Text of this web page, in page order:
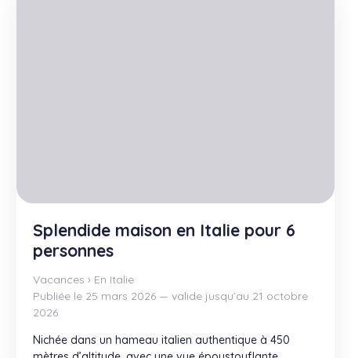
Splendide maison en Italie pour 6
personnes
Vacances › En Italie
Publiée le 25 mars 2026 — valide jusqu’au 21 octobre
2026
Nichée dans un hameau italien authentique à 450